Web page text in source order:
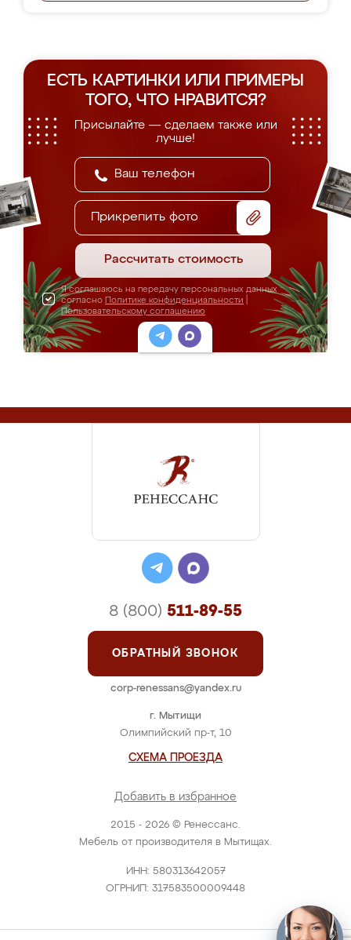
ЕСТЬ КАРТИНКИ ИЛИ ПРИМЕРЫ
ТОГО, ЧТО НРАВИТСЯ?
Присылайте — сделаем также или
лучше!
Прикрепить фото
Рассчитать стоимость
Я соглашаюсь на передачу персональных данных
согласно Политике конфиденциальности
Пользовательскому соглашению
2015 - 2026 © Ренессанс.
Мебель от производителя в Мытищах.
ИНН: 580313642057
ОГРНИП: 317583500009448
г. Мытищи
Олимпийский пр-т, 10
СХЕМА ПРОЕЗДА
Добавить в избранное
8 (800) 511-89-55
ОБРАТНЫЙ ЗВОНОК
corp-renessans@yandex.ru